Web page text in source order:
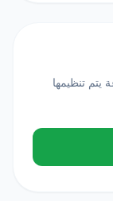
تنظيمها